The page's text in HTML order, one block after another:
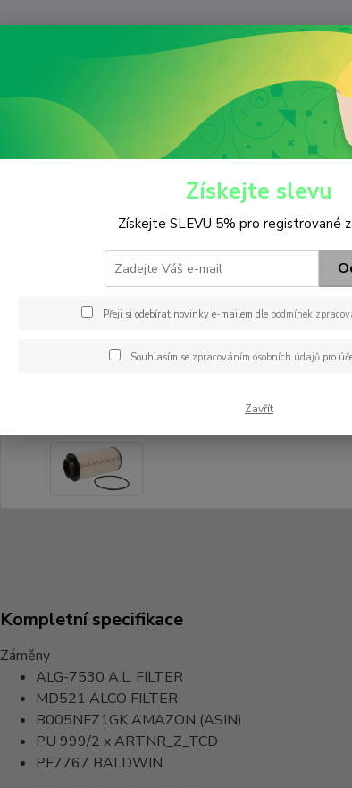
Palivový PU 999/2 x
Kompletní specifikace
Záměny
ALG-7530 A.L. FILTER
MD521 ALCO FILTER
B005NFZ1GKAMAZON (ASIN)
PU 999/2 xARTNR_Z_TCD
PF7767 BALDWIN
Získejte slevu
Získejte SLEVU 5% pro registrované
Přeji si odebírat novinky e-mailem dle podmínek
Souhlasím se zpracováním osobních údajůpro
Zavřít